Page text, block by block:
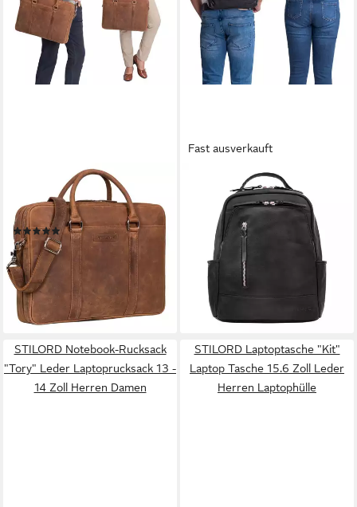
Laptoptasche "Caleb" Laptop
Tasche 16 Zoll Leder Vintage
(1)
189,90 € UVP 229,90 €
-17%
lieferbar - in 2-3 Werktagen bei dir
Fast ausverkauft
Notebook-Rucksack "Aiden"
Moderner Vintage Leder
Rucksack Unisex mittel-groß
109,00 €
UVP
lieferbar - in 2-3 Werktagen bei dir
STILORD Notebook-Rucksack
"Tory" Leder Laptoprucksack 13 -
14 Zoll Herren Damen
STILORD Laptoptasche "Kit"
Laptop Tasche 15.6 Zoll Leder
Herren Laptophülle